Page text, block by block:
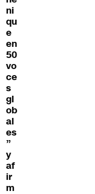
ni
qu
e
en
50
vo
ce
s
gl
ob
al
es
”
y
af
ir
m